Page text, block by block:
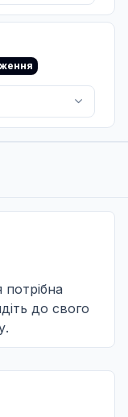
до свого